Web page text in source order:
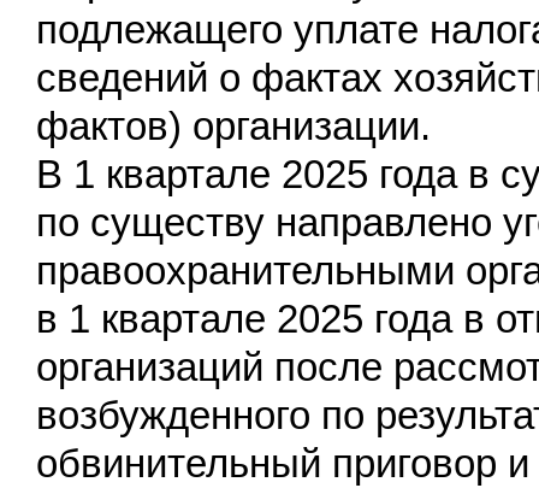
подлежащего уплате
сведений о фактах
фактов) организации.
В 1 квартале 2025 года в
по существу направлено
правоохранительными
в 1 квартале 2025 года в
организаций после
возбужденного по
обвинительный приговор